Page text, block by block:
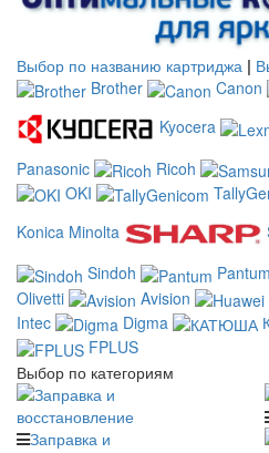
Выбор по названию картриджа |
Brother
Canon
Kyocera
Panasonic
Ricoh
OKI
Konica Minolta
Sindoh
Pantum
Olivetti
Avision
Intec
Digma
FPLUS
Выбор по категориям
Заправка и